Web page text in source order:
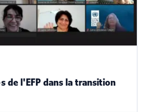
de l'EFP dans la transition